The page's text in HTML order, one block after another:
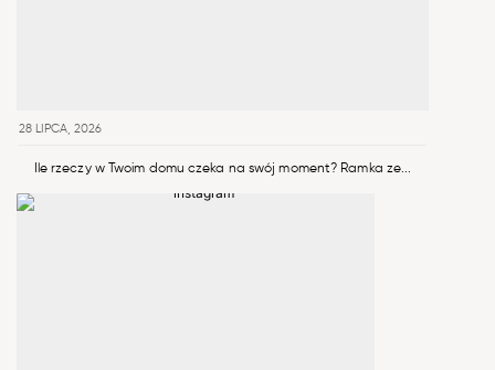
28 LIPCA, 2026
Ile rzeczy w Twoim domu czeka na swój moment? Ramka ze...